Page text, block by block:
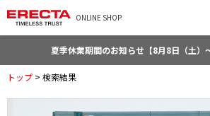
ONLINE SHOP
夏季休業期間のお知らせ【8月8日（土）
トップ > 検索結果